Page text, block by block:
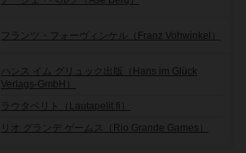
フランツ・フォーヴィンケル（Franz Vohwinkel）
ハンス イム グリュック出版（Hans im Glück
Verlags-GmbH）
ラウタペリト（Lautapelit.fi）
リオ グランデ ゲームス（Rio Grande Games）